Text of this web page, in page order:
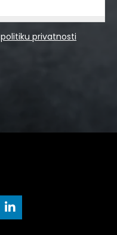
politiku privatnosti